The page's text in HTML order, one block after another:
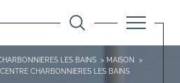
LES BAINS
MAISON
CHARBONNIERES LES BAINS